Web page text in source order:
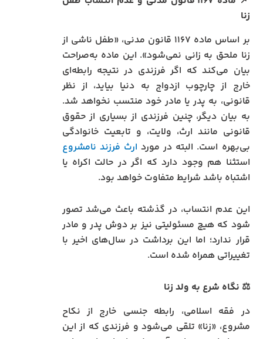
زنا
بر اساس ماده ۱۱۶۷ قانون مدنی، «طفل ناشی از
زنا ملحق به زانی نمی‌شود». این ماده به‌صراحت
بیان می‌کند که اگر فرزندی در نتیجه رابطه‌ای
خارج از چارچوب ازدواج به دنیا بیاید، از نظر
قانونی، به پدر یا مادر خود منتسب نخواهد شد.
به بیان دیگر، چنین فرزندی از بسیاری از حقوق
قانونی مانند ارث، ولایت، و تابعیت خانوادگی
بی‌بهره است. البته در مورد ارث فرزند نامشروع
استثنا هم وجود دارد که اگر در حالت اکراه یا
اشتباه باشد شرایط متفاوت خواهد بود.
این عدم انتساب، در گذشته باعث می‌شد تصور
شود که هیچ مسئولیتی نیز بر دوش پدر و مادر
قرار ندارد؛ اما این برداشت در سال‌های اخیر با
تغییراتی همراه شده است.
⚖️ نگاه شرع به ولد زنا
در فقه اسلامی، رابطه جنسی خارج از نکاح
مشروع، «زنا» تلقی می‌شود و فرزندی که از این